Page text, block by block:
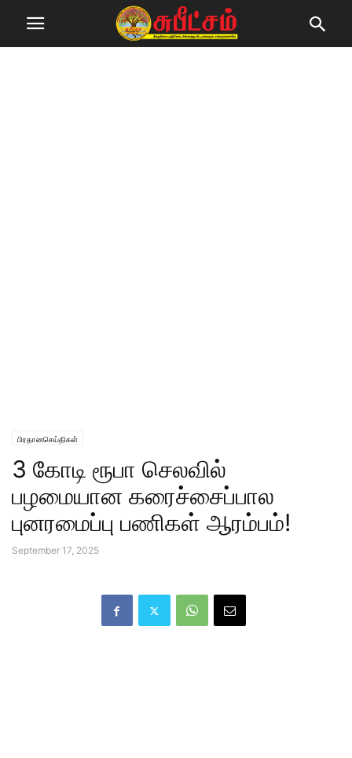
பிரதானசெய்திகள்
3 கோடி ரூபா செலவில்
பழமையான கரைச்சைப்பால
புனரமைப்பு பணிகள் ஆரம்பம்!
September 17, 2025